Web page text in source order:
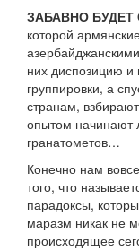
ЗАБАВНО
которой
них диспозицию
группировки, а
странам,
опытом начинают
гранатометов…
Конечно нам
того, что
парадоксы,
маразм никак не
происходящее